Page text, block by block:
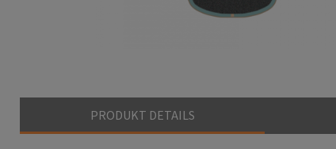
PRODUKT DETAILS